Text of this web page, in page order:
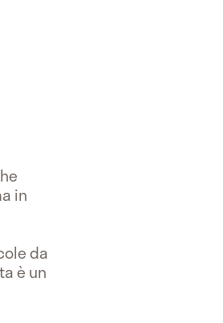
in
da
è un